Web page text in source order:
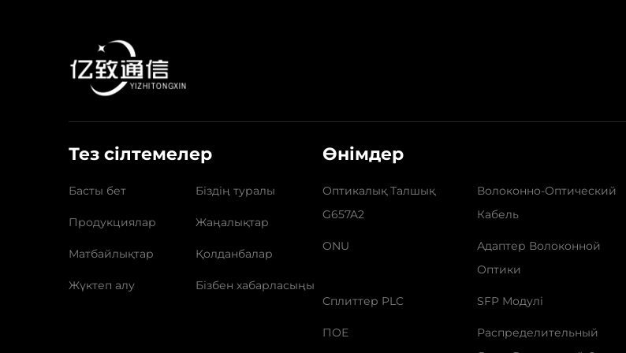
Тез сілтемелер
Басты бет Біздің туралы
Продукциялар Жаңалықтар
Матбайлықтар Қолданбалар
Жүктеп алу Бізбен хабарласыңы
Өнімдер
Оптикалық Талшық
G657A2
Волоконно-Оптический
Кабель
ONU
Адаптер Волоконной
Оптики
Сплиттер PLC SFP Модулі
ПОЕ
Распределительный